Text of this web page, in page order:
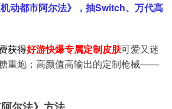
动都市阿尔法》，抽Switch、万代高
获得好游快爆专属定制皮肤可爱又迷
重炮；高颜值高输出的定制枪械——